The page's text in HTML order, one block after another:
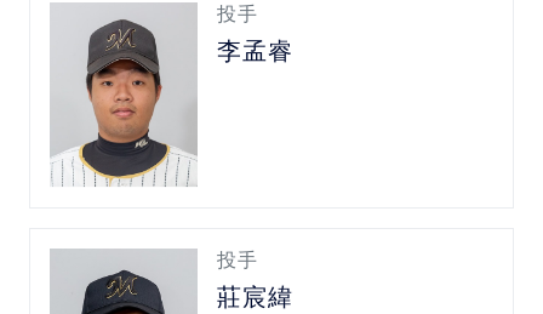
投手
李孟睿
投手
莊宸緯